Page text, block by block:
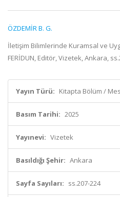
ÖZDEMİR B. G.
İletişim Bilimlerinde Kuramsal ve
FERİDUN, Editör, Vizetek, Ankara,
Yayın Türü: Kitapta Bölüm /
Basım Tarihi: 2025
Yayınevi: Vizetek
Basıldığı Şehir: Ankara
Sayfa Sayıları: ss.207-224